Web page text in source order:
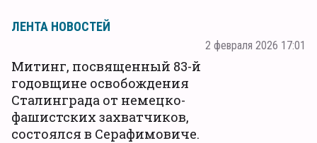
ЛЕНТА НОВОСТЕЙ
2 февраля 2026 17:01
Митинг, посвященный 83-й
годовщине освобождения
Сталинграда от немецко-
фашистских захватчиков,
состоялся в Серафимовиче.